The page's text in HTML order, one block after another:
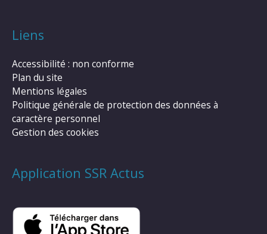
Liens
Accessibilité : non conforme
Plan du site
Mentions légales
Politique générale de protection des données à
caractère personnel
Gestion des cookies
Application SSR Actus